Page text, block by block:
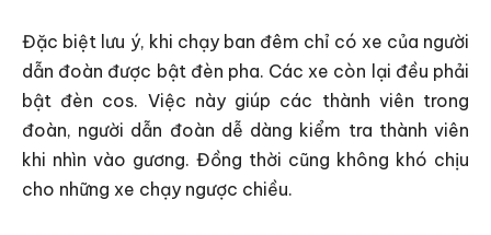
Đặc biệt lưu ý, khi chạy ban đêm chỉ có xe của người
dẫn đoàn được bật đèn pha. Các xe còn lại đều phải
bật đèn cos. Việc này giúp các thành viên trong
đoàn, người dẫn đoàn dễ dàng kiểm tra thành viên
khi nhìn vào gương. Đồng thời cũng không khó chịu
cho những xe chạy ngược chiều.